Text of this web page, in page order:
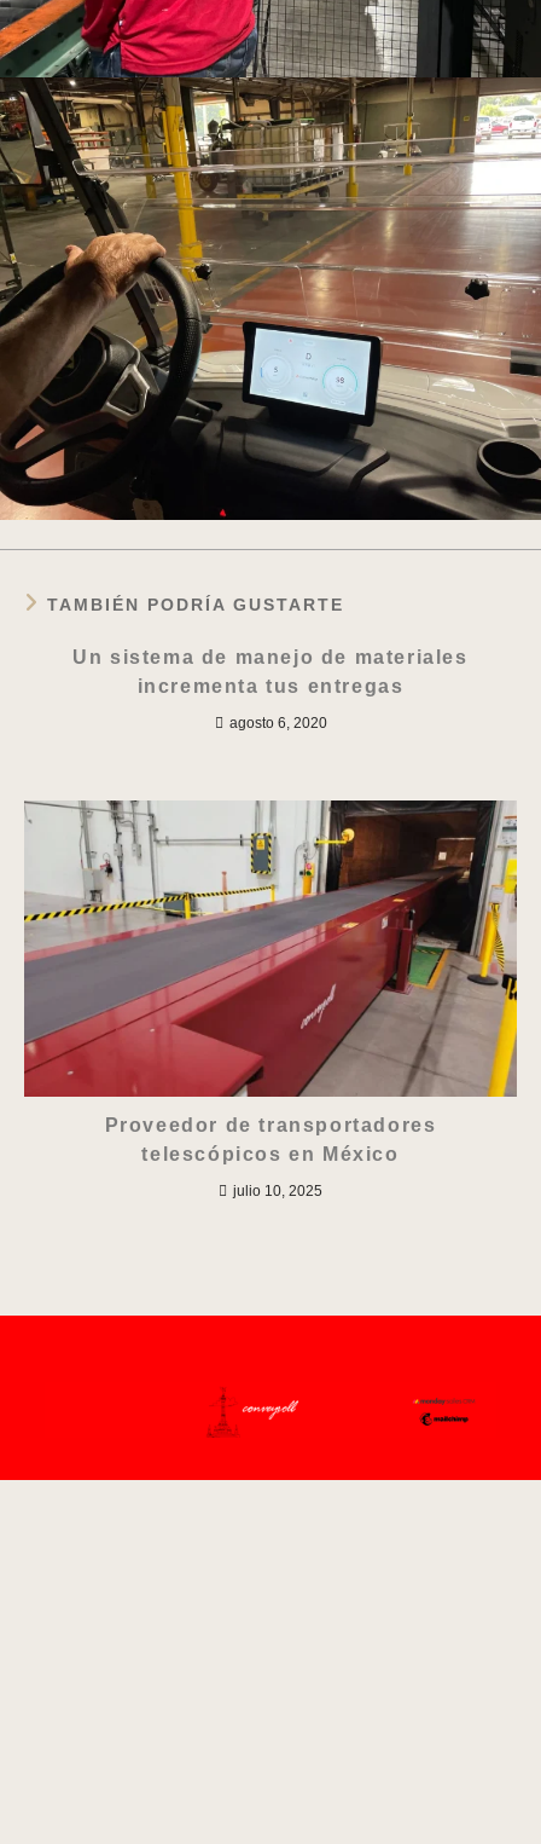
TAMBIÉN PODRÍA GUSTARTE
Un sistema de manejo de materiales
incrementa tus entregas
agosto 6, 2020
Proveedor de transportadores
telescópicos en México
julio 10, 2025